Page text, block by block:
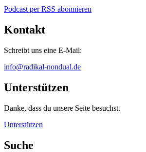
Podcast per RSS abonnieren
Kontakt
Schreibt uns eine E-Mail:
info@radikal-nondual.de
Unterstützen
Danke, dass du unsere Seite besuchst.
Unterstützen
Suche